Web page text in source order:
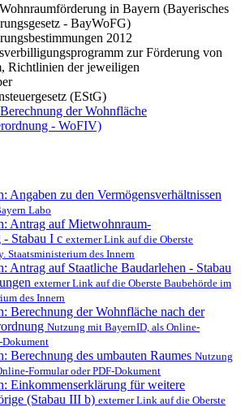
in Bayern (Bayerisches
- BayWoFG)
2012
zur Förderung von
Richtlinien der jeweiligen
(EStG)
der Wohnfläche
- WoFIV)
Angaben zu den Vermögensverhältnissen
Labo
Antrag auf Mietwohnraum-
- Stabau I c externer Link auf die Oberste
Staatsministerium des Innern
Antrag auf Staatliche Baudarlehen - Stabau
externer Link auf die Oberste Baubehörde im
des Innern
Berechnung der Wohnfläche nach der
Nutzung mit BayernID, als Online-
Dokument
Berechnung des umbauten Raumes Nutzung
Formular oder PDF-Dokument
Einkommenserklärung für weitere
(Stabau III b) externer Link auf die Oberste